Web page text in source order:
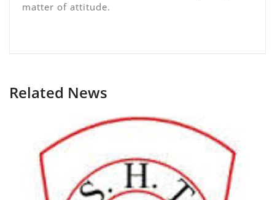
matter of attitude.
Related News